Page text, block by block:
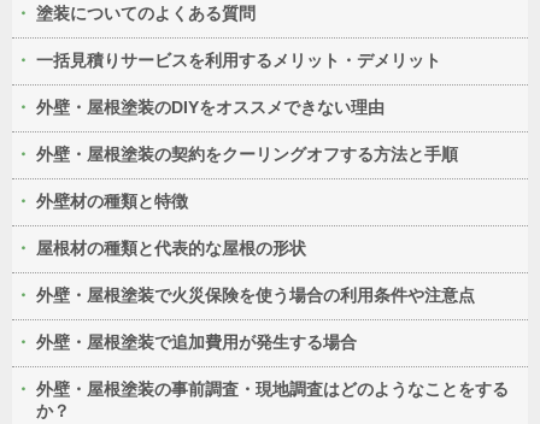
塗装についてのよくある質問
一括見積りサービスを利用するメリット・デメリット
外壁・屋根塗装のDIYをオススメできない理由
外壁・屋根塗装の契約をクーリングオフする方法と手順
外壁材の種類と特徴
屋根材の種類と代表的な屋根の形状
外壁・屋根塗装で火災保険を使う場合の利用条件や注意点
外壁・屋根塗装で追加費用が発生する場合
外壁・屋根塗装の事前調査・現地調査はどのようなことをする
か？